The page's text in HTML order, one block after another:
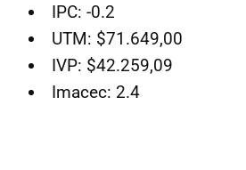
IPC: -0.2
UTM: $71.649,00
IVP: $42.259,09
Imacec: 2.4